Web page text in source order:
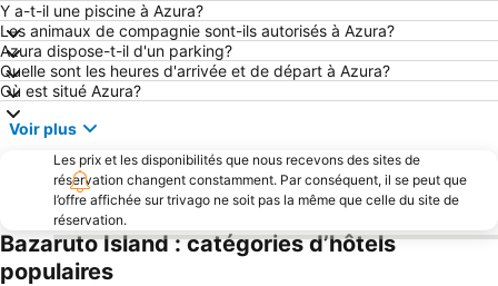
Y a-t-il une piscine à Azura?
Les animaux de compagnie sont-ils autorisés à Azura?
Azura dispose-t-il d'un parking?
Quelle sont les heures d'arrivée et de départ à Azura?
Où est situé Azura?
Voir plus
Les prix et les disponibilités que nous recevons des sites de
réservation changent constamment. Par conséquent, il se peut que
l’offre affichée sur trivago ne soit pas la même que celle du site de
réservation.
Bazaruto Island : catégories d’hôtels
populaires